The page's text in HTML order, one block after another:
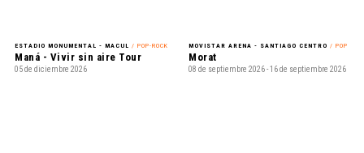
ESTADIO MONUMENTAL - MACUL / POP-ROCK
Maná - Vivir sin aire Tour
05 de diciembre 2026
MOVISTAR ARENA - SANTIAGO CENTRO / POP
Morat
08 de septiembre 2026 - 16 de septiembre 2026